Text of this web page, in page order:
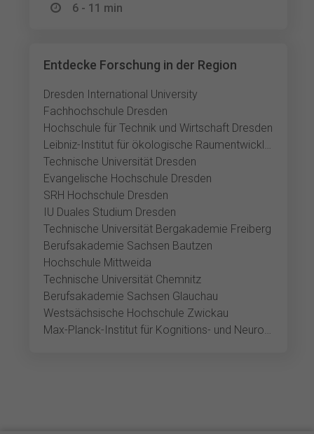
6 - 11 min
Entdecke Forschung in der Region
Dresden International University
Fachhochschule Dresden
Hochschule für Technik und Wirtschaft Dresden
Leibniz-Institut für ökologische Raumentwicklung
Technische Universität Dresden
Evangelische Hochschule Dresden
SRH Hochschule Dresden
IU Duales Studium Dresden
Technische Universität Bergakademie Freiberg
Berufsakademie Sachsen Bautzen
Hochschule Mittweida
Technische Universität Chemnitz
Berufsakademie Sachsen Glauchau
Westsächsische Hochschule Zwickau
Max-Planck-Institut für Kognitions- und Neurowissenschaften